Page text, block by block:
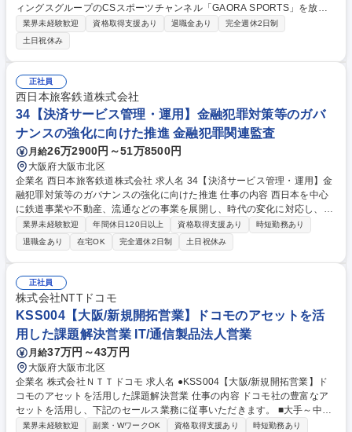
ィングスグループのCSスポーツチャンネル「GAORA SPORTS」を放送
する当社の制作部門にて、番組制作をお任せします。まずは先輩同行で業
務を学び、意欲次第で早くから生中継業務に携われます。 ◆スポーツ中継
映像および番組制作(選手/解説者へ出演依頼、権利交渉） ※野球,バレー,
ゴルフ,プロレスなど ◆スポーツ中継・番組・配信コンテンツの制作(動画
の編集) ◆SNSや動画配信プラットフォームへのコンテンツ制作(動画の編
集) ◆生中継番組におけるディレクション作業・正確な番組進行 ◆コンテ
ンツホルダーとの渉外や新ビジネスの企画開発・打ち合わせ 募集職種 未
経験/スポーツ好き歓迎【大阪/番組制作スタッフ】生中継をあなたが動か
す!!
業界未経験歓迎 資格取得支援あり 退職金あり
完全週休2日制
土日祝休み
正社員
西日本旅客鉄道株式会社
34【決済サービス管理・運用】金融犯罪対策等のガバ
ナンスの強化に向けた推進 金融犯罪関連監査
月給26万2900円～51万8500円
大阪府大阪市北区
企業名 西日本旅客鉄道株式会社 求人名 34【決済サービス管理・運用】金
融犯罪対策等のガバナンスの強化に向けた推進 仕事の内容 西日本を中心
に鉄道事業や不動産、流通などの事業を展開し、時代の変化に対応し、新
たな価値の創造にグループ一体で取り組んでいます。当社の決済サービス
の取引モニタリングや出納管理業務をお任せいたします。 【ミッション】
新たな決済サービスである「Wesmo!」の導入プロジェクトを進めてお
り、この立ち上げメンバーとしてお客様に安心して当社サービスをご利用
いただるよう推進する。 【業務】■金融犯罪対策管理の運営や推進 ■KYC
(二次チェック) ■取引モニタリング ■反社・経済制裁チェック ■捜査事項照
会対応 ■疑わしい取引の届出 ■出納管理 ■その他顧客管理 募集職種 34【決
済サービス管理・運用】金融犯罪対策等のガバナンスの強化に向けた推進
業界未経験歓迎 年間休日120日以上 資格取得支援あり
時短勤務あり
退職金あり
在宅OK 完全週休2日制 土日祝休み
正社員
株式会社NTTドコモ
KSS004【大阪/新規開拓営業】ドコモのアセットを活
用した課題解決営業 IT/通信製品法人営業
月給37万円～43万円
大阪府大阪市北区
企業名 株式会社ＮＴＴドコモ 求人名 ●KSS004【大阪/新規開拓営業】ド
コモのアセットを活用した課題解決営業 仕事の内容 ドコモ社の豊富なア
セットを活用し、下記のセールス業務に従事いただきます。 ■大手～中小
企業に対する新規開拓営業を通した課題抽出ヒアリング～施策提案～実施
業界未経験歓迎 副業・WワークOK 資格取得支援あり
時短勤務あり